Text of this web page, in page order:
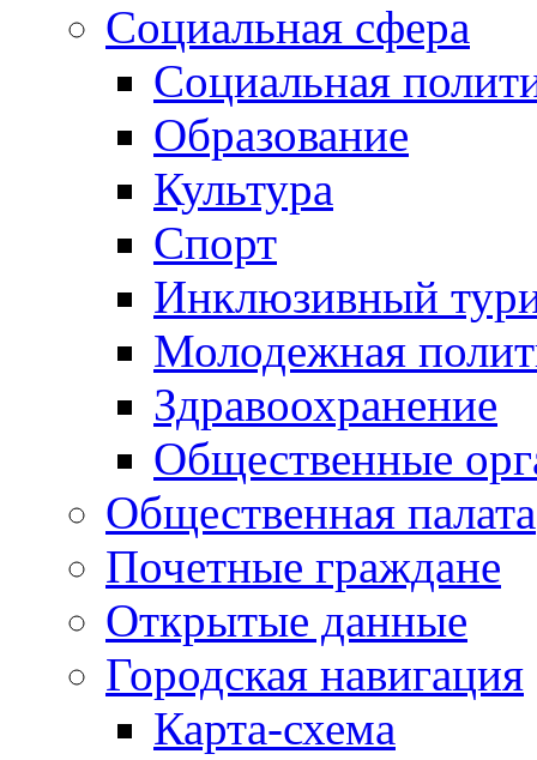
Социальная сфера
Социальная
Образование
Культура
Спорт
Инклюзивный
Молодежная
Здравоохранение
Общественные
Общественная палата
Почетные граждане
Открытые данные
Городская навигация
Карта-схема